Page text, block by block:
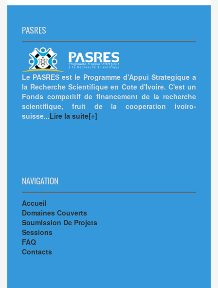
PASRES
Le PASRES est le Programme d'Appui Strategique a
la Recherche Scientifique en Cote d'Ivoire. C'est un
Fonds competitif de financement de la recherche
scientifique, fruit de la cooperation ivoiro-
suisse...Lire la suite[+]
NAVIGATION
Accueil
Domaines Couverts
Soumission De Projets
Sessions
FAQ
Contacts